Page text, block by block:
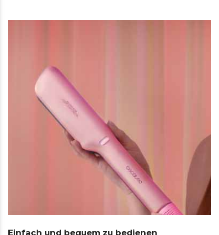
Einfach und bequem zu bedienen